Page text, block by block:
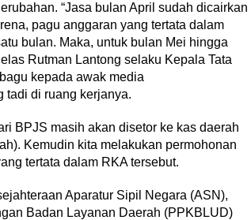
“Jasa bulan April sudah dicairkan
pagu anggaran yang tertata dalam
bulan. Maka, untuk bulan Mei hingga
Rutman Lantong selaku Kepala Tata
kepada awak media
tadi di ruang kerjanya.
BPJS masih akan disetor ke kas daerah
Kemudin kita melakukan permohonan
tertata dalam RKA tersebut.
Aparatur Sipil Negara (ASN),
Badan Layanan Daerah (PPKBLUD)